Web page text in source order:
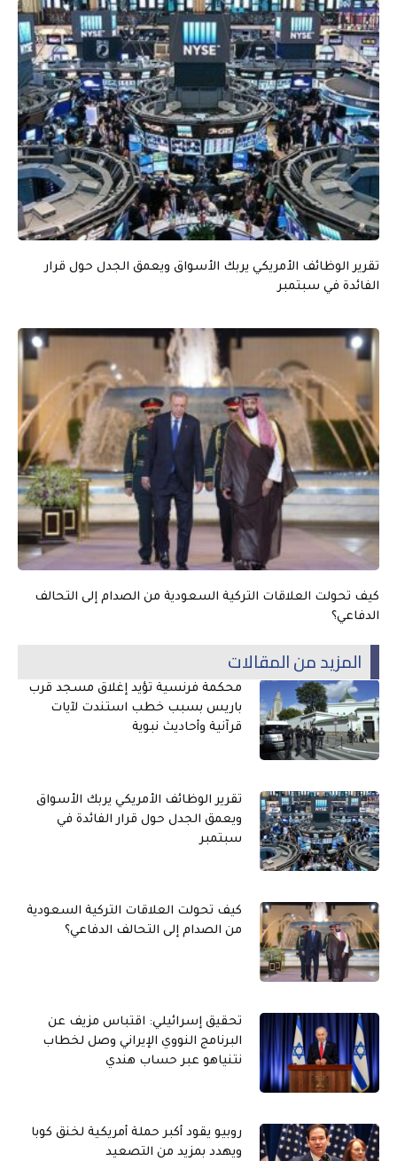
تقرير الوظائف الأمريكي يربك الأسواق ويعمق الجدل حول قرار
الفائدة في سبتمبر
كيف تحولت العلاقات التركية السعودية من الصدام إلى التحالف
الدفاعي؟
المزيد من المقالات
محكمة فرنسية تؤيد إغلاق مسجد قرب
باريس بسبب خطب استندت لآيات
قرآنية وأحاديث نبوية
تقرير الوظائف الأمريكي يربك الأسواق
ويعمق الجدل حول قرار الفائدة في
سبتمبر
كيف تحولت العلاقات التركية السعودية
من الصدام إلى التحالف الدفاعي؟
تحقيق إسرائيلي: اقتباس مزيف عن
البرنامج النووي الإيراني وصل لخطاب
نتنياهو عبر حساب هندي
روبيو يقود أكبر حملة أمريكية لخنق كوبا
ويهدد بمزيد من التصعيد